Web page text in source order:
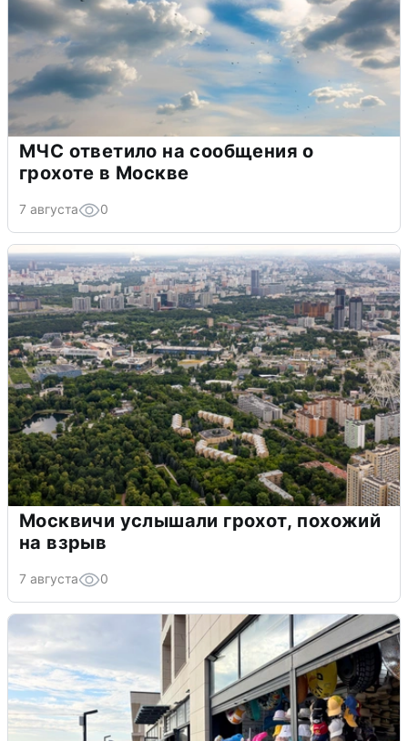
МЧС ответило на сообщения о
грохоте в Москве
7 августа 0
Москвичи услышали грохот, похожий
на взрыв
7 августа 0